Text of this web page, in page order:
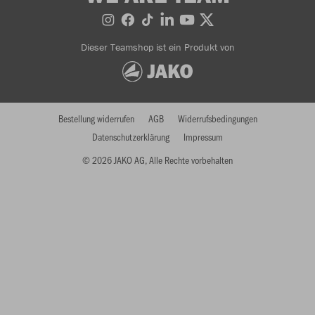
Dieser Teamshop ist ein Produkt von
© 2026 JAKO AG, Alle Rechte vorbehalten
Bestellung widerrufen AGB
Widerrufsbedingungen
Datenschutzerklärung
Impressum